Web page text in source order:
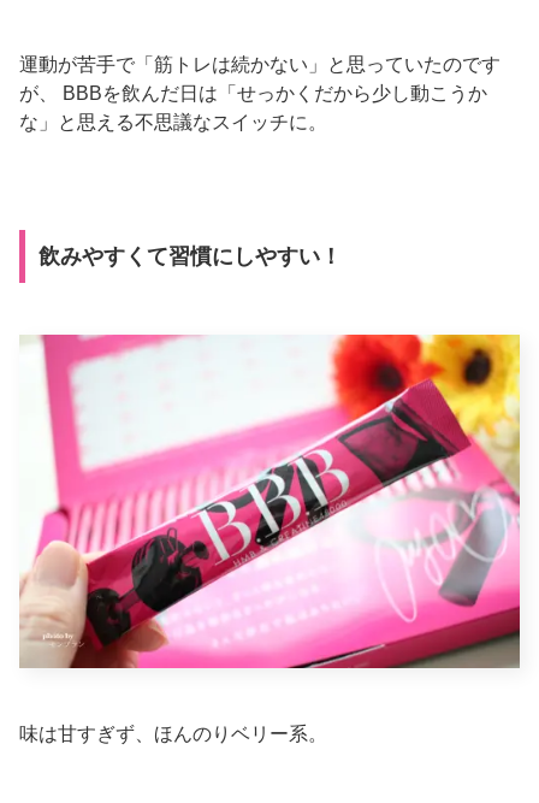
運動が苦手で「筋トレは続かない」と思っていたのです
が、 BBBを飲んだ日は「せっかくだから少し動こうか
な」と思える不思議なスイッチに。
飲みやすくて習慣にしやすい！
味は甘すぎず、ほんのりベリー系。